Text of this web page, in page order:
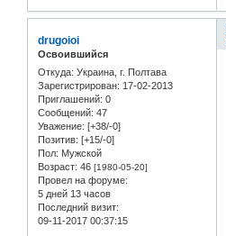
drugoioi
Освоившийся
Откуда: Украина, г. Полтава
Зарегистрирован: 17-02-2013
Приглашений: 0
Сообщений: 47
Уважение: [+38/-0]
Позитив: [+15/-0]
Пол: Мужской
Возраст: 46 [1980-05-20]
Провел на форуме:
5 дней 13 часов
Последний визит:
09-11-2017 00:37:15